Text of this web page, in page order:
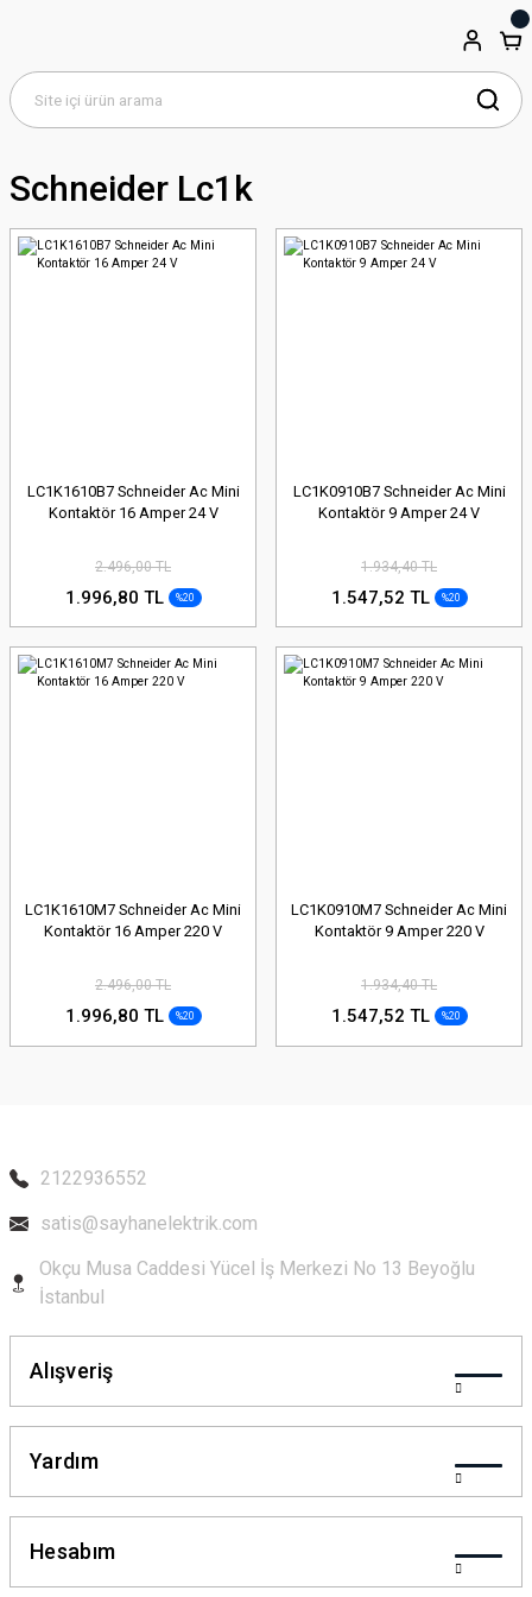
Schneider Lc1k
LC1K1610B7 Schneider Ac Mini
Kontaktör 16 Amper 24 V
2.496,00 TL
1.996,80 TL %20
LC1K0910B7 Schneider Ac Mini
Kontaktör 9 Amper 24 V
1.934,40 TL
1.547,52 TL %20
LC1K1610M7 Schneider Ac Mini
Kontaktör 16 Amper 220 V
2.496,00 TL
1.996,80 TL %20
LC1K0910M7 Schneider Ac Mini
Kontaktör 9 Amper 220 V
1.934,40 TL
1.547,52 TL %20
2122936552
satis@sayhanelektrik.com
Okçu Musa Caddesi Yücel İş Merkezi No 13 Beyoğlu
İstanbul
Alışveriş
Yardım
Hesabım